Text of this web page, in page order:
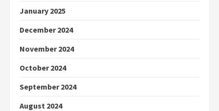
January 2025
December 2024
November 2024
October 2024
September 2024
August 2024